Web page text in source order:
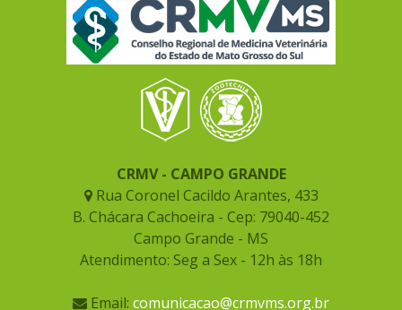
CRMV - CAMPO GRANDE
Rua Coronel Cacildo Arantes, 433
B. Chácara Cachoeira - Cep: 79040-452
Campo Grande - MS
Atendimento: Seg a Sex - 12h às 18h
Email: comunicacao@crmvms.org.br